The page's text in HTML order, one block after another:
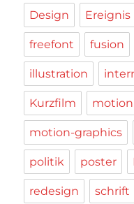
Design Ereignis
freefont fusion
illustration
Kurzfilm motion
motion-graphics
politik poster
redesign schrift